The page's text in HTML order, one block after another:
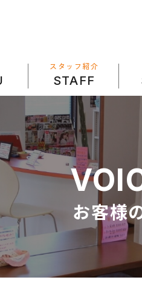
スタッフ紹介
STAFF
お客様